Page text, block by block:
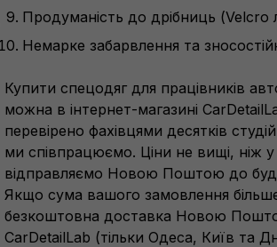
Продуманість до дрібниць (Velcro
Немарке забарвлення та
Купити спецодяг для працівників
можна в інтернет-магазині
перевірено фахівцями десятків
ми співпрацюємо. Ціни не вищі, ніж
відправляємо Новою Поштою до
Якщо сума вашого замовлення
безкоштовна доставка Новою
CarDetailLab (тільки Одеса, Київ та